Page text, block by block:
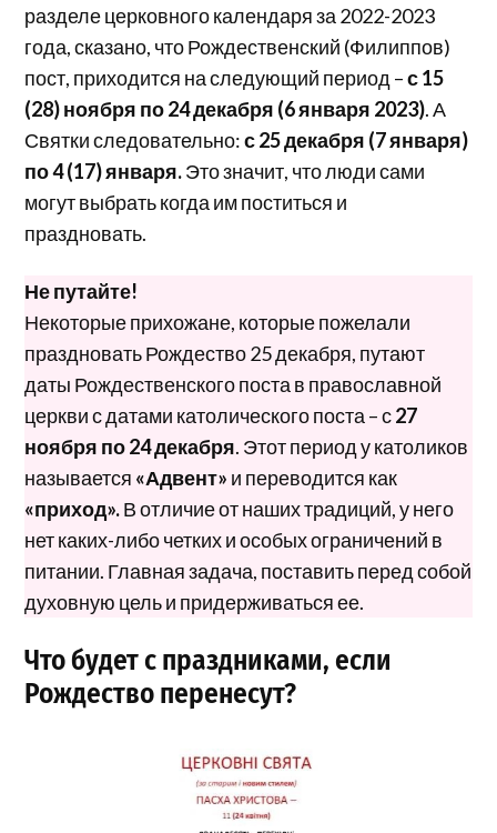
разделе церковного календаря за 2022-2023
года, сказано, что Рождественский (Филиппов)
пост, приходится на следующий период –с 15
(28) ноября по 24 декабря (6 января 2023). А
Святки следовательно:с 25 декабря (7 января)
по 4 (17) января.Это значит, что люди сами
могут выбрать когда им поститься и
праздновать.
Не путайте!
Некоторые прихожане, которые пожелали
праздновать Рождество 25 декабря, путают
даты Рождественского поста в православной
церкви с датами католического поста – с27
ноября по 24 декабря. Этот период у католиков
называется «Адвент» и переводится как
«приход».В отличие от наших традиций, у него
нет каких-либо четких и особых ограничений в
питании. Главная задача, поставить перед собой
духовную цель и придерживаться ее.
Что будет с праздниками, если
Рождество перенесут?